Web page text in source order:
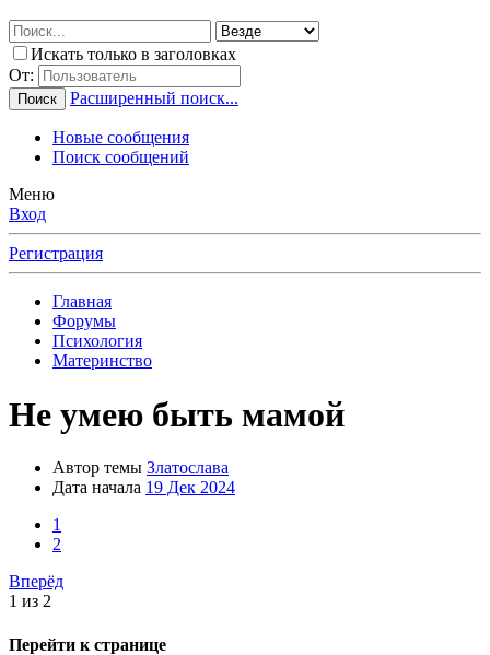
Искать только в заголовках
От:
Поиск Расширенный поиск...
Новые сообщения
Поиск сообщений
Меню
Вход
Регистрация
Главная
Форумы
Психология
Материнство
Не умею быть мамой
Автор темы Златослава
Дата начала 19 Дек 2024
1
2
Вперёд
1 из 2
Перейти к странице